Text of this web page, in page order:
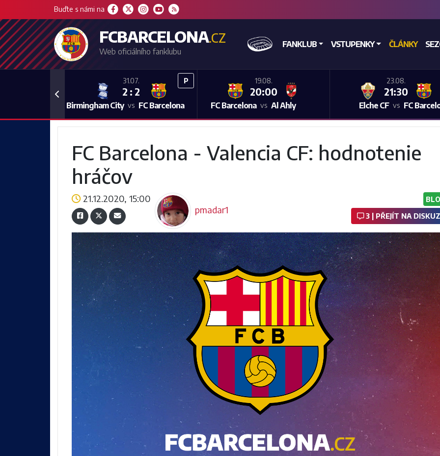
Buďte s námi na
FCBARCELONA.CZ
Web oficiálního fanklubu
DOMŮ FANKLUB VSTUPENKY ČLÁNKY
P
31.07.
2 : 2
Birmingham City vs FC Barcelona
19.08.
20:00
FC Barcelona vs Al Ahly
23.08.
21:30
Elche CF vs FC
Previous
FC Barcelona - Valencia CF: hodnotenie
hráčov
21.12.2020, 15:00
pmadar1
3 | PŘEJÍT NA